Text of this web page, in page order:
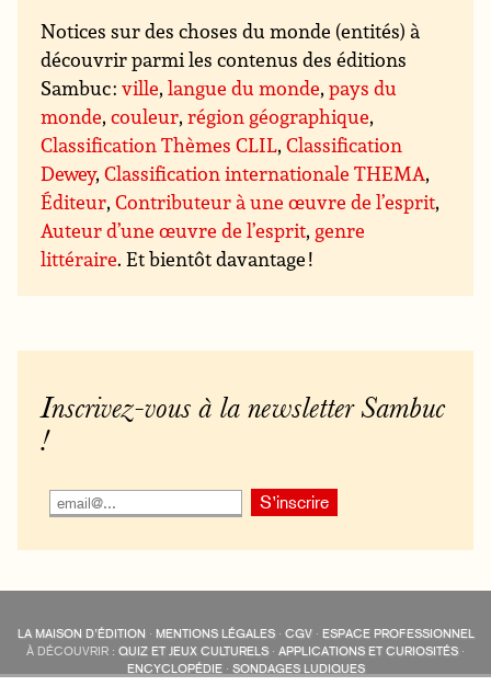
Notices sur des choses du monde (entités) à
découvrir parmi les contenus des éditions
Sambuc :ville,langue du monde,pays du
monde,couleur,région géographique,
Classification Thèmes CLIL,Classification
Dewey,Classification internationale THEMA,
Éditeur,Contributeur à une œuvre de l’esprit,
Auteur d’une œuvre de l’esprit, genre
littéraire. Et bientôt davantage !
Inscrivez-vous à la newsletter Sambuc
!
LA MAISON D’ÉDITION · MENTIONS LÉGALES· CGV· ESPACE PROFESSIONNEL
À DÉCOUVRIR : QUIZ ET JEUX CULTURELS · APPLICATIONS ET CURIOSITÉS ·
ENCYCLOPÉDIE· SONDAGES LUDIQUES